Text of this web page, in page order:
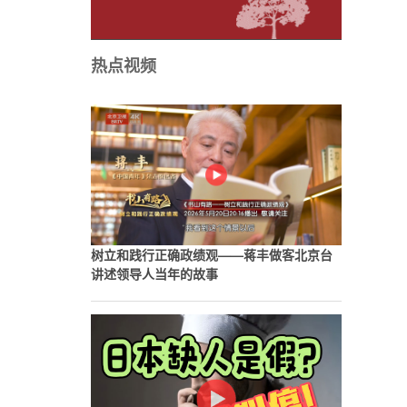
热点视频
树立和践行正确政绩观——蒋丰做客北京台
讲述领导人当年的故事